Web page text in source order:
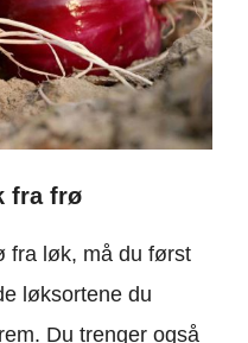
fra frø
fra løk, må du først
løksortene du
Du trenger også